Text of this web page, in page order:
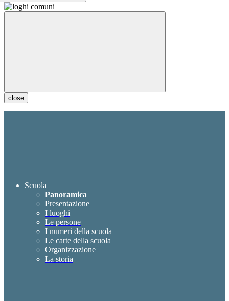
close
Scuola
Panoramica
Presentazione
I luoghi
Le persone
I numeri della scuola
Le carte della scuola
Organizzazione
La storia